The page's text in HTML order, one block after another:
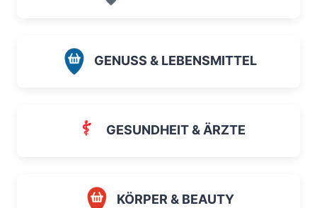
GENUSS & LEBENSMITTEL
GESUNDHEIT & ÄRZTE
KÖRPER & BEAUTY